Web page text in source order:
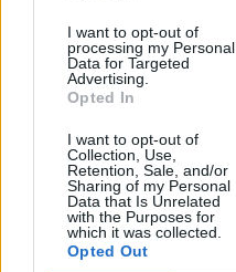
I want to opt-out of
processing my Personal
Data for Targeted
Advertising.
Opted In
I want to opt-out of
Collection, Use,
Retention, Sale, and/or
Sharing of my Personal
Data that Is Unrelated
with the Purposes for
which it was collected.
Opted Out